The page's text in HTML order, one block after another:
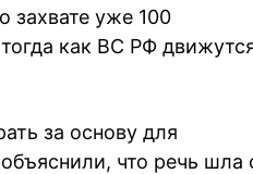
захвате уже 100
как ВС РФ
за основу для
что речь шла